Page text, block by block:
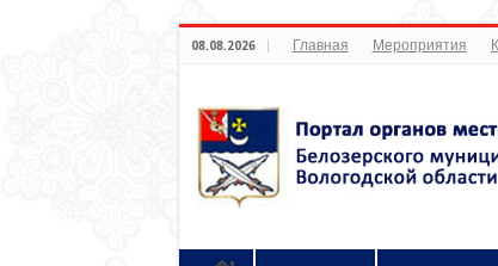
08.08.2026 Главная Мероприятия